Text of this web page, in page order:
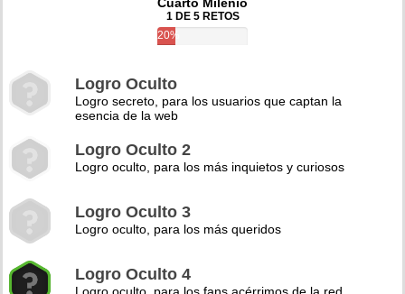
1 DE 5 RETOS
20%
Logro Oculto
Logro secreto, para los usuarios que captan la
esencia de la web
Logro Oculto 2
Logro oculto, para los más inquietos y curiosos
Logro Oculto 3
Logro oculto, para los más queridos
Logro Oculto 4